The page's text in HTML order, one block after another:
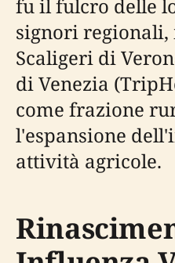
fu il fulcro delle
signori
Scaligeri di
di Venezia
come frazione
l'espansione
attività agricole.